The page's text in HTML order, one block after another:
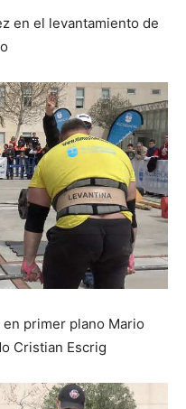
en el levantamiento de
primer plano Mario
Cristian Escrig